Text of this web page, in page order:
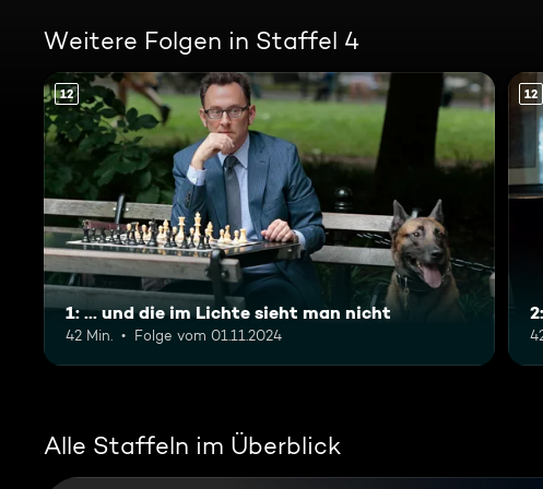
Weitere Folgen in Staffel 4
12
1: ... und die im Lichte sieht man nicht
42 Min. Folge vom 01.11.2024
12
Alle Staffeln im Überblick